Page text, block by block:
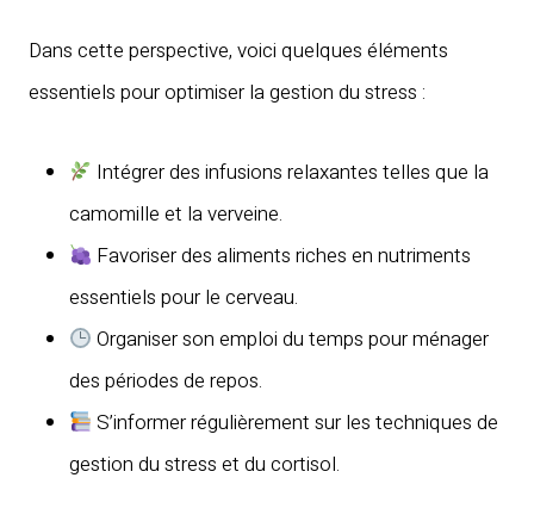
Dans cette perspective, voici quelques éléments
essentiels pour optimiser la gestion du stress :
Intégrer des infusions relaxantes telles que la
camomille et la verveine.
Favoriser des aliments riches en nutriments
essentiels pour le cerveau.
Organiser son emploi du temps pour ménager
des périodes de repos.
S’informer régulièrement sur les techniques de
gestion du stress et du cortisol.